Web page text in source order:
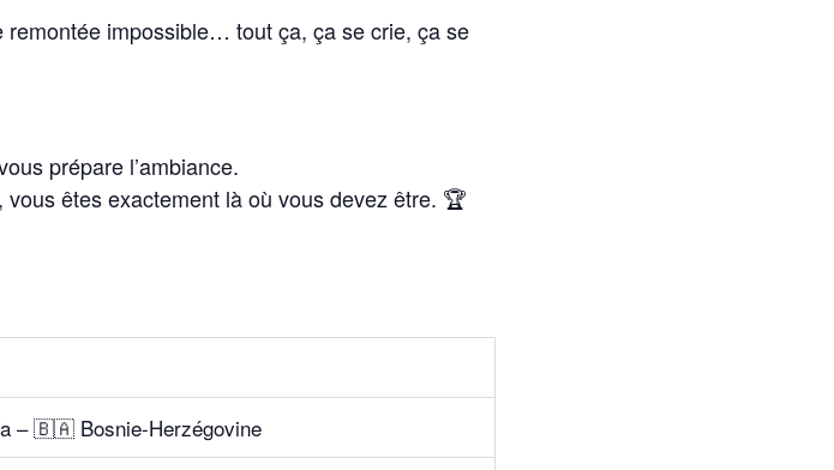
impossible… tout ça, ça se crie, ça se
prépare l’ambiance.
êtes exactement là où vous devez être. 🏆
– 🇧🇦 Bosnie-Herzégovine